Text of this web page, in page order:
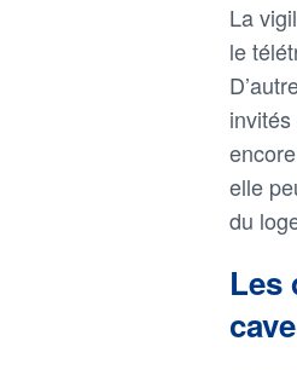
La
le
elle
du
Les
cave